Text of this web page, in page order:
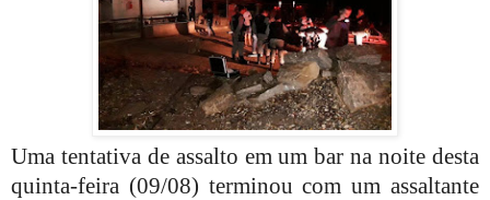
Uma tentativa de assalto em um bar na noite desta
quinta-feira (09/08) terminou com um assaltante